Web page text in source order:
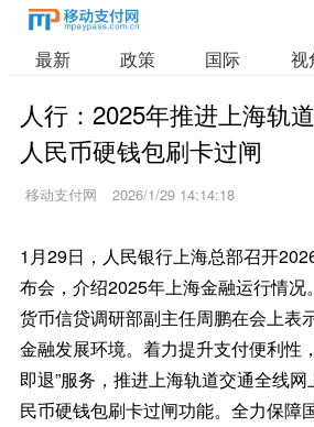
最新 政策 国际 视
人行：2025年推进上海轨
人民币硬钱包刷卡过闸
移动支付网 2026/1/29 14:14:18
1月29日，人民银行上海总部召开
布会，介绍2025年上海金融运行情况
货币信贷调研部副主任周鹏在会上表
金融发展环境。着力提升支付便利性
即退”服务，推进上海轨道交通全线
民币硬钱包刷卡过闸功能。全力保障